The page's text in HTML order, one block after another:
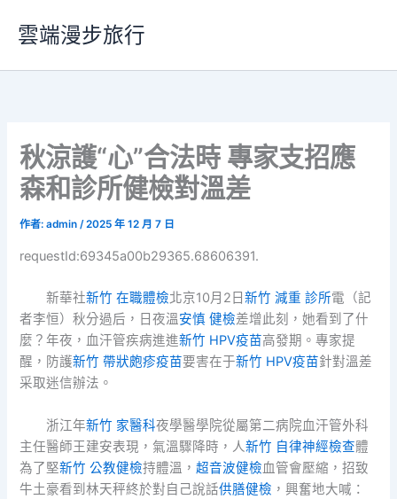
要
雲端漫步旅行
秋涼護“心”合法時 專家支招應
森和診所健檢對溫差
作者:admin/2025 年 12 月 7 日
requestId:69345a00b29365.68606391.
新華社新竹 在職體檢北京10月2日 新竹 減重 診所電（記
者李恒）秋分過后，日夜溫安慎 健檢差增此刻，她看到了什
麼？年夜，血汗管疾病進進新竹 HPV疫苗高發期。專家提
醒，防護新竹 帶狀皰疹疫苗要害在于新竹 HPV疫苗針對溫差
采取迷信辦法。
浙江年新竹 家醫科夜學醫學院從屬第二病院血汗管外科
主任醫師王建安表現，氣溫驟降時，人新竹 自律神經檢查體
為了堅新竹 公教健檢持體溫，超音波健檢血管會壓縮，招致
牛土豪看到林天秤終於對自己說話供膳健檢 ，興奮地大喊：